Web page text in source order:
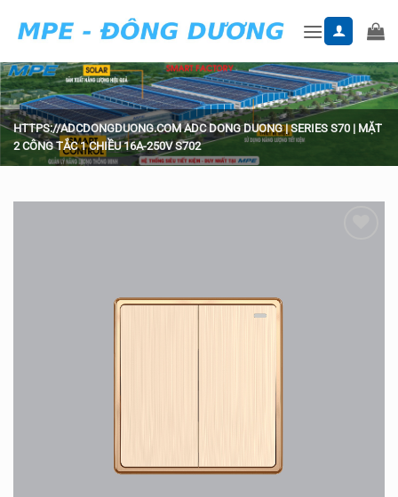
HTTPS://ADCDONGDUONG.COM ADC DONG DUONG|SERIES S70 | MẶT
2 CÔNG TẮC 1 CHIỀU 16A-250V S702